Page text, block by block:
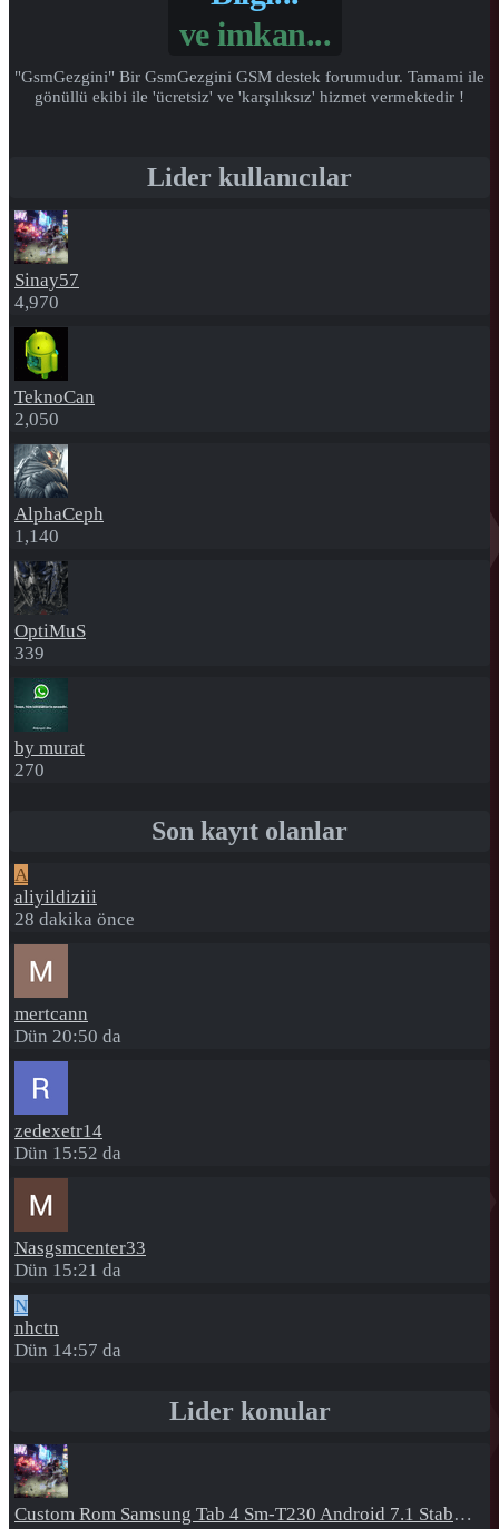
veimkan...
"GsmGezgini" Bir GsmGezgini GSM destek forumudur. Tamami ile
gönüllü ekibi ile 'ücretsiz' ve 'karşılıksız' hizmet vermektedir !
Lider kullanıcılar
Sinay57
4,970
TeknoCan
2,050
AlphaCeph
1,140
OptiMuS
339
by murat
270
Son kayıt olanlar
A
aliyildiziii
28 dakika önce
mertcann
Dün 20:50 da
zedexetr14
Dün 15:52 da
Nasgsmcenter33
Dün 15:21 da
N
nhctn
Dün 14:57 da
Lider konular
Custom Rom Samsung Tab 4 Sm-T230 Android 7.1 Stabil Eba Destekli Yazılım